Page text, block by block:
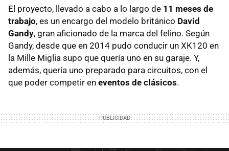
El proyecto, llevado a cabo a lo largo de 11 meses de
trabajo, es un encargo del modelo británico David
Gandy, gran aficionado de la marca del felino. Según
Gandy, desde que en 2014 pudo conducir un XK120 en
la Mille Miglia supo que quería uno en su garaje. Y,
además, quería uno preparado para circuitos, con el
que poder competir en eventos de clásicos.